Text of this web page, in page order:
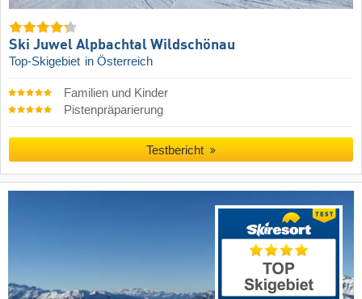
Ski Juwel Alpbachtal Wildschönau
Top-Skigebiet in Österreich
Familien und Kinder
Pistenpräparierung
Testbericht